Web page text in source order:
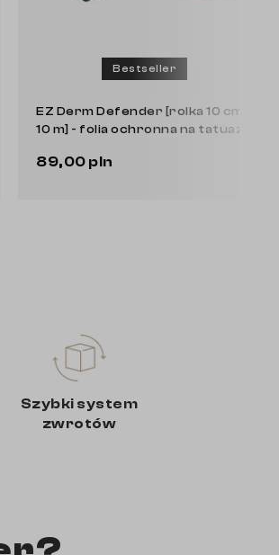
Defender [rolka 10 cm x
folia ochronna na tatuaż
Do koszyka
EZ
10 m] -
Szybki system
zwrotów